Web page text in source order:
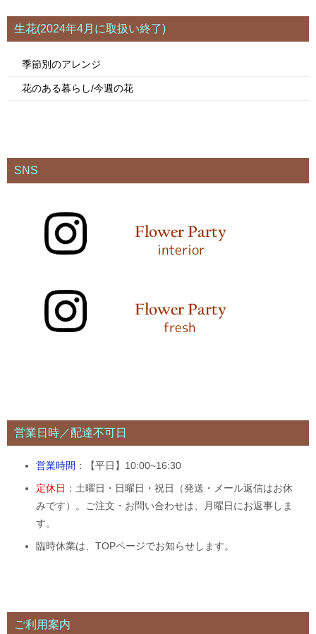
生花(2024年4月に取扱い終了)
季節別のアレンジ
花のある暮らし/今週の花
SNS
営業日時／配達不可日
営業時間 ：【平日】10:00~16:30
定休日 ：土曜日・日曜日・祝日（発送・メール返信はお休
みです）。ご注文・お問い合わせは、月曜日にお返事しま
す。
臨時休業は、TOPページでお知らせします。
ご利用案内